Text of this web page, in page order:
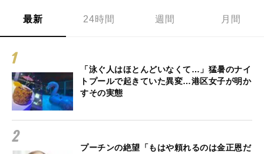
最新 24時間 週間 月間
「泳ぐ人はほとんどいなくて…」猛暑のナイ
トプールで起きていた異変…港区女子が明か
すその実態
プーチンの絶望「もはや頼れるのは金正恩だ